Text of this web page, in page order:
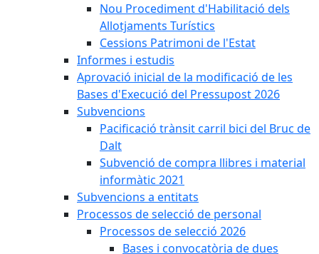
Nou Procediment d'Habilitació dels
Allotjaments Turístics
Cessions Patrimoni de l'Estat
Informes i estudis
Aprovació inicial de la modificació de les
Bases d'Execució del Pressupost 2026
Subvencions
Pacificació trànsit carril bici del Bruc de
Dalt
Subvenció de compra llibres i material
informàtic 2021
Subvencions a entitats
Processos de selecció de personal
Processos de selecció 2026
Bases i convocatòria de dues